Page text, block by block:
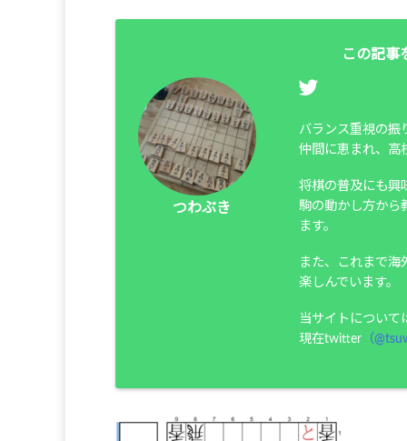
この記事
つわぶき
バランス重視の振
仲間に恵まれ、高
将棋の普及にも興
駒の動かし方から
ます。
また、これまで海
楽しんでいます。
当サイトについて
現在twitter （